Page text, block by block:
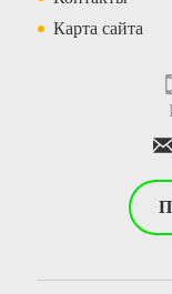
Карта сайта